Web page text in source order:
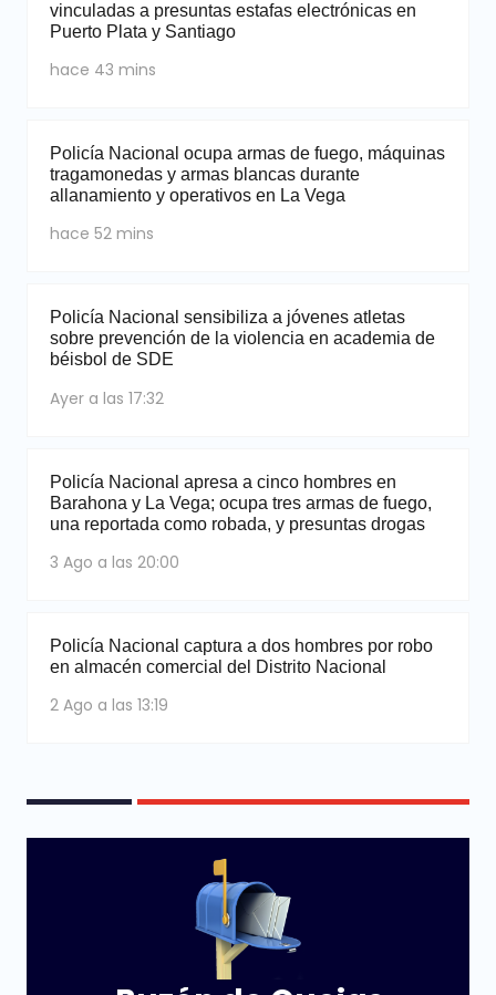
vinculadas a presuntas estafas electrónicas en
Puerto Plata y Santiago
hace 43 mins
Policía Nacional ocupa armas de fuego, máquinas
tragamonedas y armas blancas durante
allanamiento y operativos en La Vega
hace 52 mins
Policía Nacional sensibiliza a jóvenes atletas
sobre prevención de la violencia en academia de
béisbol de SDE
Ayer a las 17:32
Policía Nacional apresa a cinco hombres en
Barahona y La Vega; ocupa tres armas de fuego,
una reportada como robada, y presuntas drogas
3 Ago a las 20:00
Policía Nacional captura a dos hombres por robo
en almacén comercial del Distrito Nacional
2 Ago a las 13:19